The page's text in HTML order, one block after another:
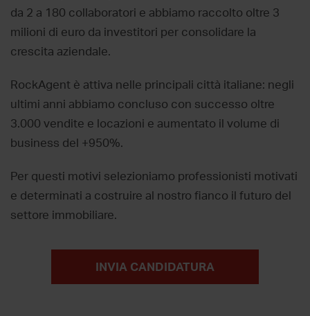
da 2 a 180 collaboratori e abbiamo raccolto oltre 3
milioni di euro da investitori per consolidare la
crescita aziendale.
RockAgent è attiva nelle principali città italiane: negli
ultimi anni abbiamo concluso con successo oltre
3.000 vendite e locazioni e aumentato il volume di
business del +950%.
Per questi motivi selezioniamo professionisti motivati
e determinati a costruire al nostro fianco il futuro del
settore immobiliare.
INVIA CANDIDATURA